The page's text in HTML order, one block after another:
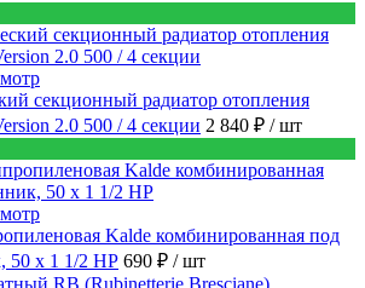
секционный радиатор отопления
2.0 500 / 4 секции 2 840 ₽ / шт
Kalde комбинированная под
50 x 1 1/2 НР 690 ₽ / шт